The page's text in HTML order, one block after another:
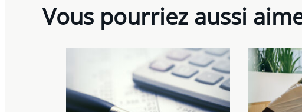
Vous pourriez aussi